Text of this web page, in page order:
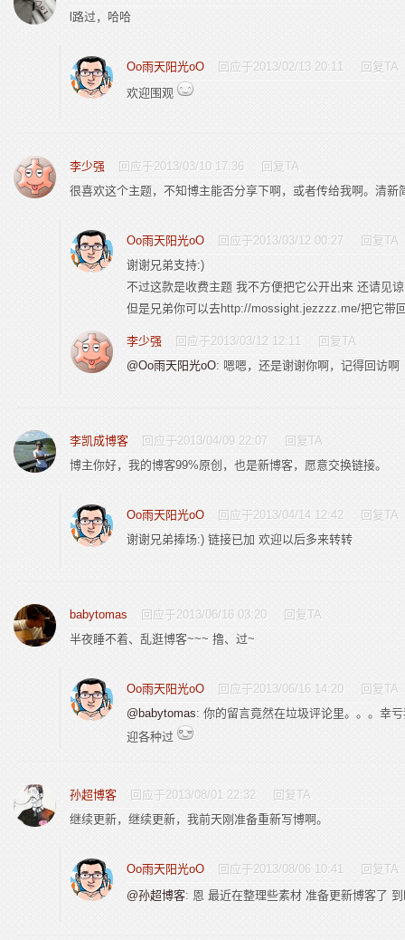
l路过，哈哈
Oo雨天阳光oO 回应于2013/02/13 20:11
回复TA
欢迎围观
李少强 回应于2013/03/10 17:36
回复TA
很喜欢这个主题，不知博主能否分享下啊，或者传给我啊。清新
Oo雨天阳光oO 回应于2013/03/12 00:27
回复TA
谢谢兄弟支持:)
不过这款是收费主题 我不方便把它公开出来 还请见谅
但是兄弟你可以去http://mossight.jezzzz.me/把它带
李少强 回应于2013/03/12 12:11
回复TA
@Oo雨天阳光oO: 嗯嗯，还是谢谢你啊，记得回访啊
李凯成博客 回应于2013/04/09 22:07
回复TA
博主你好，我的博客99%原创，也是新博客，愿意交换链接。
Oo雨天阳光oO 回应于2013/04/14 12:42
回复TA
谢谢兄弟捧场:) 链接已加 欢迎以后多来转转
babytomas 回应于2013/06/16 03:20
回复TA
半夜睡不着、乱逛博客~~~ 撸、过~
Oo雨天阳光oO 回应于2013/06/16 14:20
回复TA
@babytomas: 你的留言竟然在垃圾评论里。。。幸
迎各种过
孙超博客 回应于2013/08/01 22:32
回复TA
继续更新，继续更新，我前天刚准备重新写博啊。
Oo雨天阳光oO 回应于2013/08/06 10:41
回复TA
@孙超博客: 恩 最近在整理些素材 准备更新博客了